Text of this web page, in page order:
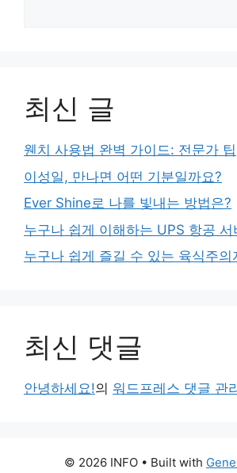
최신 글
웬치 사용법 완벽 가이드: 전문가 팁
이성일, 만나면 어떤 기분일까요?
Ever Shine로 나를 빛내는 방법은?
누구나 쉽게 이해하는 UPS 항공 서
누구나 쉽게 즐길 수 있는 육식주의
최신 댓글
안녕하세요!의 워드프레스 댓글 관
© 2026 INFO • Built with